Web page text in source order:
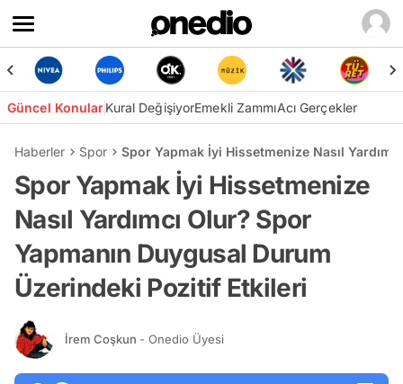
Güncel KonularKural DeğişiyorEmekli ZammıAcı Gerçekler
Haberler Spor Spor Yapmak İyi Hissetmenize Nasıl
Spor Yapmak İyi Hissetmenize
Nasıl Yardımcı Olur? Spor
Yapmanın Duygusal Durum
Üzerindeki Pozitif Etkileri
İrem Coşkun - Onedio Üyesi